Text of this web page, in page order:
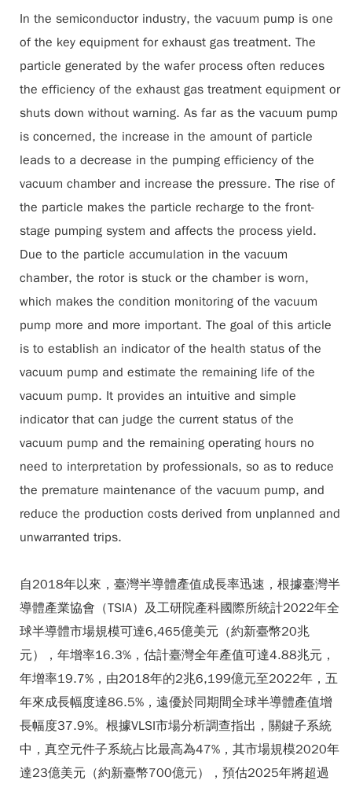
In the semiconductor industry, the vacuum pump is one
of the key equipment for exhaust gas treatment. The
particle generated by the wafer process often reduces
the efficiency of the exhaust gas treatment equipment or
shuts down without warning. As far as the vacuum pump
is concerned, the increase in the amount of particle
leads to a decrease in the pumping efficiency of the
vacuum chamber and increase the pressure. The rise of
the particle makes the particle recharge to the front-
stage pumping system and affects the process yield.
Due to the particle accumulation in the vacuum
chamber, the rotor is stuck or the chamber is worn,
which makes the condition monitoring of the vacuum
pump more and more important. The goal of this article
is to establish an indicator of the health status of the
vacuum pump and estimate the remaining life of the
vacuum pump. It provides an intuitive and simple
indicator that can judge the current status of the
vacuum pump and the remaining operating hours no
need to interpretation by professionals, so as to reduce
the premature maintenance of the vacuum pump, and
reduce the production costs derived from unplanned and
unwarranted trips.
自2018年以來，臺灣半導體產值成長率迅速，根據臺灣半
導體產業協會（TSIA）及工研院產科國際所統計2022年全
球半導體市場規模可達6,465億美元（約新臺幣20兆
元），年增率16.3%，估計臺灣全年產值可達4.88兆元，
年增率19.7%，由2018年的2兆6,199億元至2022年，五
年來成長幅度達86.5%，遠優於同期間全球半導體產值增
長幅度37.9%。根據VLSI市場分析調查指出，關鍵子系統
中，真空元件子系統占比最高為47%，其市場規模2020年
達23億美元（約新臺幣700億元），預估2025年將超過